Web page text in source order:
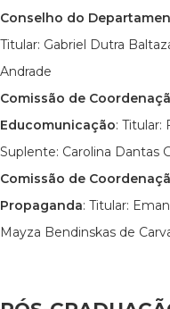
Conselho do
Titular: Gabriel Dutra
Andrade
Comissão de
Educomunicação: Titular:
Suplente: Carolina Dantas
Comissão de
Propaganda: Titular:
Mayza Bendinskas de